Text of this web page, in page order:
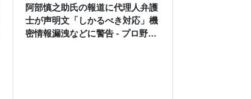
阿部慎之助氏の報道に代理人弁護
士が声明文「しかるべき対応」機
密情報漏洩などに警告 - プロ野球